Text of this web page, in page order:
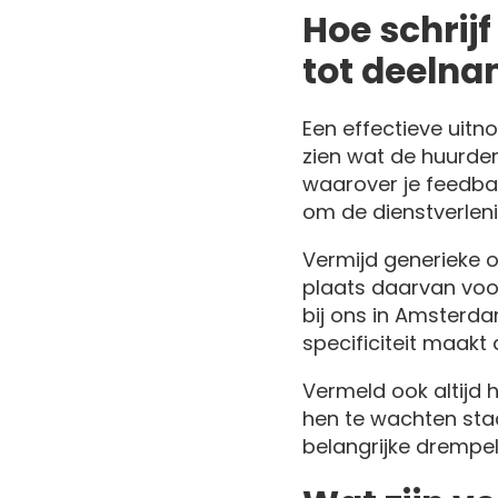
Hoe
tot
Een effectieve
zien wat de
waarover je
om de
Vermijd generieke
plaats daarvan
bij ons in
specificiteit maakt
Vermeld ook altijd
hen te wachten
belangrijke